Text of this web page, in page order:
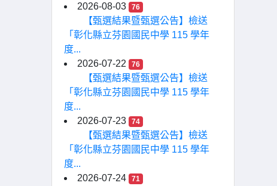
2026-08-03
76
【甄選結果暨甄選公告】檢送
「彰化縣立芬園國民中學 115 學年
度...
2026-07-22
76
【甄選結果暨甄選公告】檢送
「彰化縣立芬園國民中學 115 學年
度...
2026-07-23
74
【甄選結果暨甄選公告】檢送
「彰化縣立芬園國民中學 115 學年
度...
2026-07-24
71